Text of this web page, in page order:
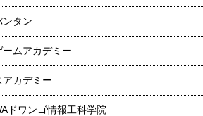
ンタン
ムアカデミー
アカデミー
ドワンゴ情報工科学院